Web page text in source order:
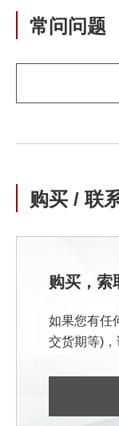
常问问题
购买 / 联
购买，索
如果您有任
交货期等)，